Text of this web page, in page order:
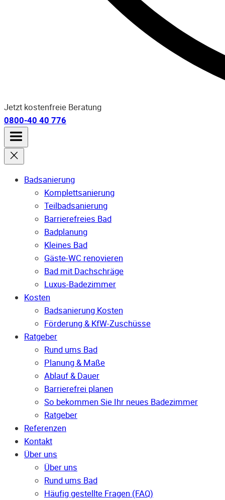
Jetzt kostenfreie Beratung
0800-40 40 776
Badsanierung
Komplettsanierung
Teilbadsanierung
Barrierefreies Bad
Badplanung
Kleines Bad
Gäste-WC renovieren
Bad mit Dachschräge
Luxus-Badezimmer
Kosten
Badsanierung Kosten
Förderung & KfW-Zuschüsse
Ratgeber
Rund ums Bad
Planung & Maße
Ablauf & Dauer
Barrierefrei planen
So bekommen Sie Ihr neues Badezimmer
Ratgeber
Referenzen
Kontakt
Über uns
Über uns
Rund ums Bad
Häufig gestellte Fragen (FAQ)